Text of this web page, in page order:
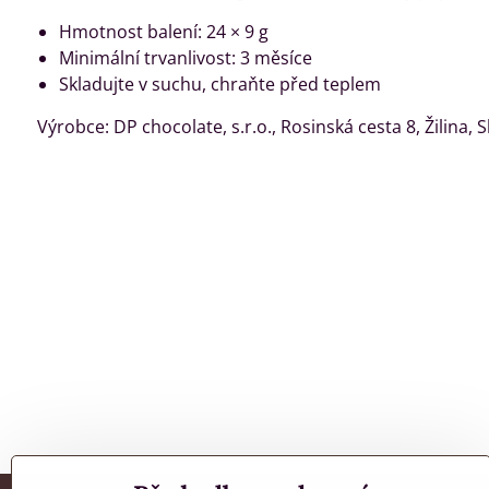
Hmotnost balení: 24 × 9 g
Minimální trvanlivost: 3 měsíce
Skladujte v suchu, chraňte před teplem
Výrobce: DP chocolate, s.r.o., Rosinská cesta 8, Žilina,